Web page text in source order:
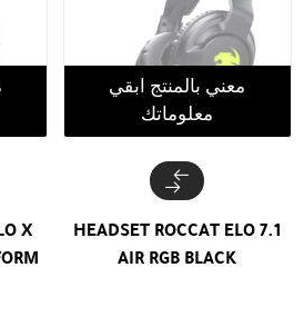
معني بالمنتج ابقي
معلوماتك
HEADSET ROCCAT ELO 7.1
AIR RGB BLACK
X